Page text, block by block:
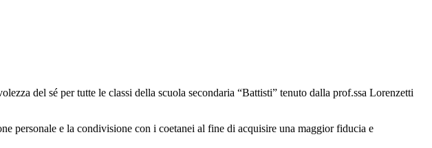
del sé per tutte le classi della scuola secondaria “Battisti” tenuto dalla prof.ssa Lorenzetti
personale e la condivisione con i coetanei al fine di acquisire una maggior fiducia e